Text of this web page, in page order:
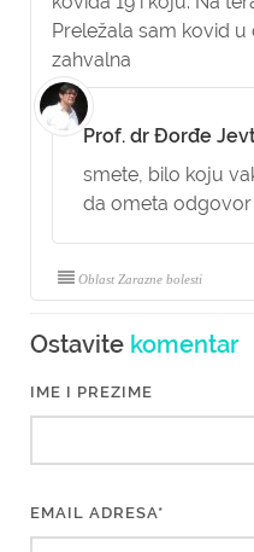
Preležala sam kovid
zahvalna
Prof. dr Đorđe
smete, bilo koju
da ometa odgovor
Oblast Zarazne bolesti
Ostavite komentar
IME I PREZIME
EMAIL ADRESA*